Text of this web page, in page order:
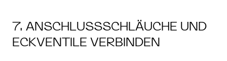
7. ANSCHLUSSSCHLÄUCHE UND
ECKVENTILE VERBINDEN